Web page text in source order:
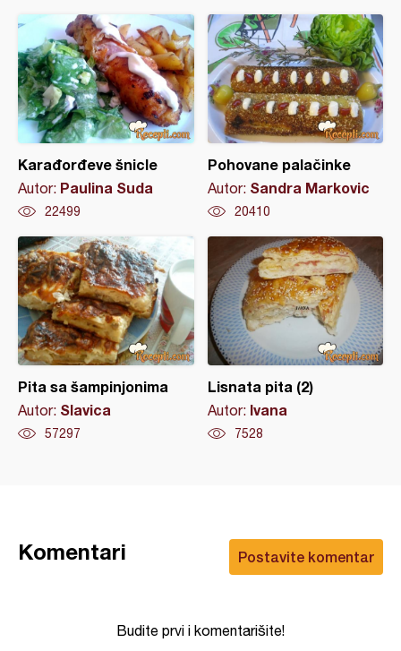
Karađorđeve šnicle
Autor: Paulina Suda
22499
Pohovane palačinke
Autor: Sandra Markovic
20410
Pita sa šampinjonima
Autor: Slavica
57297
Lisnata pita (2)
Autor: Ivana
7528
Postavite komentar
Komentari
Budite prvi i komentarišite!